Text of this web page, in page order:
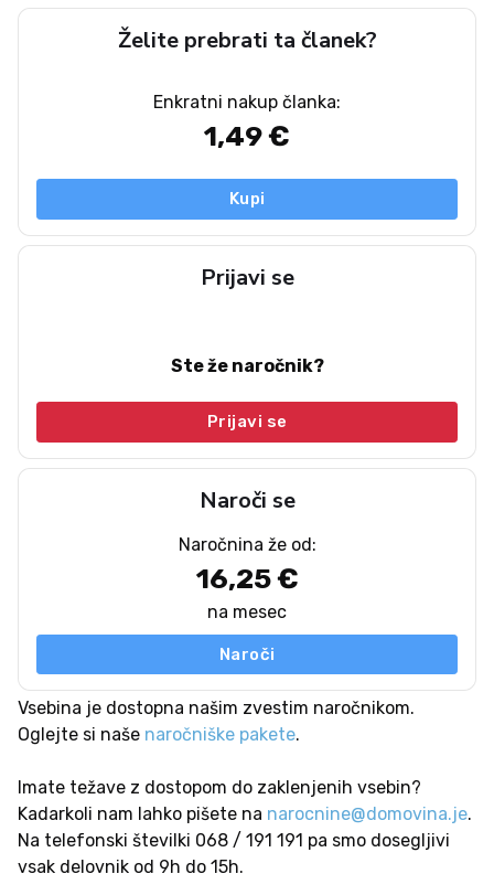
Želite prebrati ta članek?
Enkratni nakup članka:
1,49 €
Kupi
Prijavi se
Ste že naročnik?
Prijavi se
Naroči se
Naročnina že od:
16,25 €
na mesec
Naroči
Vsebina je dostopna našim zvestim naročnikom.
Oglejte si naše naročniške pakete.
Imate težave z dostopom do zaklenjenih vsebin?
Kadarkoli nam lahko pišete na narocnine@domovina.je.
Na telefonski številki 068 / 191 191 pa smo dosegljivi
vsak delovnik od 9h do 15h.